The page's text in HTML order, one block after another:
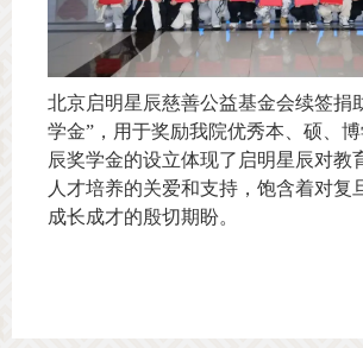
北京启明星辰慈善公益基金会续签捐
学金”，用于奖励我院优秀本、硕、
辰奖学金的设立体现了启明星辰对教
人才培养的关爱和支持，饱含着对复
成长成才的殷切期盼。